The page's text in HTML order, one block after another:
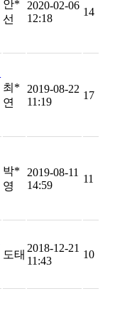
안*
선
2020-02-06
12:18
14
최*
연
2019-08-22
11:19
17
박*
영
2019-08-11
14:59
11
도태
2018-12-21
11:43
10